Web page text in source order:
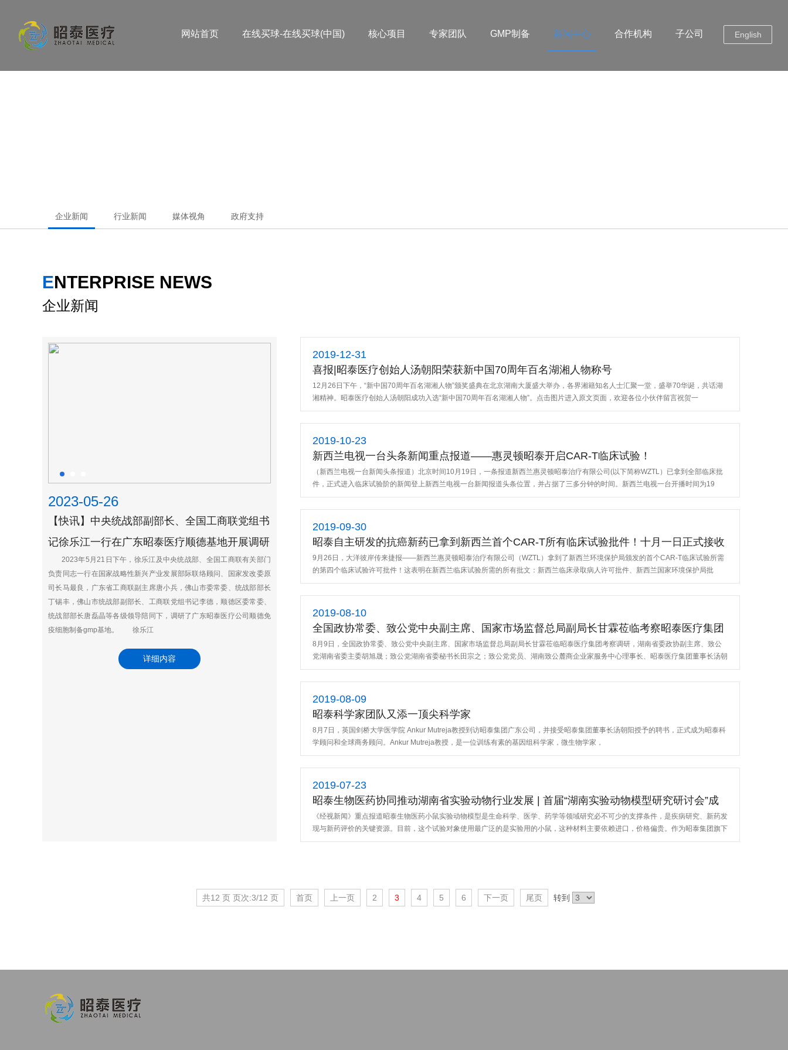
网站首页 在线买球-在线买球(中国) 核心项目 专家团队 GMP制备 新闻中心 合作机构 子公司 English
企业新闻 行业新闻 媒体视角 政府支持
ENTERPRISE NEWS
企业新闻
2023-05-26
【快讯】中央统战部副部长、全国工商联党组书
记徐乐江一行在广东昭泰医疗顺德基地开展调研
2023年5月21日下午，徐乐江及中央统战部、全国工商联有关部门
负责同志一行在国家战略性新兴产业发展部际联络顾问、国家发改委原
司长马最良，广东省工商联副主席唐小兵，佛山市委常委、统战部部长
丁锡丰，佛山市统战部副部长、工商联党组书记李德，顺德区委常委、
统战部部长唐磊晶等各级领导陪同下，调研了广东昭泰医疗公司顺德免
疫细胞制备gmp基地。 徐乐江
详细内容
2019-12-31
喜报|昭泰医疗创始人汤朝阳荣获新中国70周年百名湖湘人物称号
12月26日下午，“新中国70周年百名湖湘人物”颁奖盛典在北京湖南大厦盛大举办，各界湘籍知名人士汇聚一堂，盛举70华诞，共话湖
湘精神。昭泰医疗创始人汤朝阳成功入选“新中国70周年百名湖湘人物”。点击图片进入原文页面，欢迎各位小伙伴留言祝贺一
2019-10-23
新西兰电视一台头条新闻重点报道——惠灵顿昭泰开启CAR-T临床试验！
（新西兰电视一台新闻头条报道）北京时间10月19日，一条报道新西兰惠灵顿昭泰治疗有限公司(以下简称WZTL）已拿到全部临床批
件，正式进入临床试验阶的新闻登上新西兰电视一台新闻报道头条位置，并占据了三多分钟的时间。新西兰电视一台开播时间为19
2019-09-30
昭泰自主研发的抗癌新药已拿到新西兰首个CAR-T所有临床试验批件！十月一日正式接收
病患！
9月26日，大洋彼岸传来捷报——新西兰惠灵顿昭泰治疗有限公司（WZTL）拿到了新西兰环境保护局颁发的首个CAR-T临床试验所需
的第四个临床试验许可批件！这表明在新西兰临床试验所需的所有批文：新西兰临床录取病人许可批件、新西兰国家环境保护局批
2019-08-10
全国政协常委、致公党中央副主席、国家市场监督总局副局长甘霖莅临考察昭泰医疗集团
8月9日，全国政协常委、致公党中央副主席、国家市场监督总局副局长甘霖莅临昭泰医疗集团考察调研，湖南省委政协副主席、致公
党湖南省委主委胡旭晟；致公党湖南省委秘书长田宗之；致公党党员、湖南致公麓商企业家服务中心理事长、昭泰医疗集团董事长汤朝
阳以
2019-08-09
昭泰科学家团队又添一顶尖科学家
8月7日，英国剑桥大学医学院 Ankur Mutreja教授到访昭泰集团广东公司，并接受昭泰集团董事长汤朝阳授予的聘书，正式成为昭泰科
学顾问和全球商务顾问。Ankur Mutreja教授，是一位训练有素的基因组科学家，微生物学家，
2019-07-23
昭泰生物医药协同推动湖南省实验动物行业发展 | 首届“湖南实验动物模型研究研讨会”成
功召开
《经视新闻》重点报道昭泰生物医药小鼠实验动物模型是生命科学、医学、药学等领域研究必不可少的支撑条件，是疾病研究、新药发
现与新药评价的关键资源。目前，这个试验对象使用最广泛的是实验用的小鼠，这种材料主要依赖进口，价格偏贵。作为昭泰集团旗下
专业
共12 页 页次:3/12 页 首页 上一页 2 3 4 5 6 下一页 尾页 转到